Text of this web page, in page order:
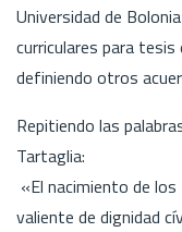
Universidad de
curriculares para
definiendo otros
Repitiendo las
Tartaglia:
«El nacimiento de
valiente de dignidad